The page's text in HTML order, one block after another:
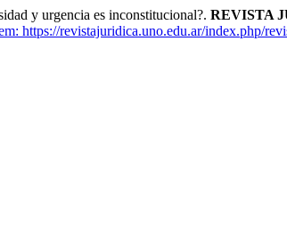
y urgencia es inconstitucional?. REVISTA
https://revistajuridica.uno.edu.ar/index.php/